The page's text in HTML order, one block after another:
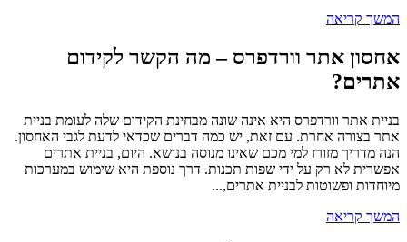
המשך קריאה
אחסון אתר וורדפרס – מה הקשר לקידום
אתרים?
בניית אתר וורדפרס היא אינה שונה מבחינת הקידום שלה לעומת בניית
אתר בצורה אחרת. עם זאת, יש כמה דברים שכדאי לדעת לגבי האחסון.
הנה מדריך מזורז למי מכם שאינו מנוסה בנושא. היום, בניית אתרים
אפשרית לא רק על ידי שפות תכנות. דרך נוספת היא שימוש במערכות
מיוחדות ופשוטות לבניית אתרים,...
המשך קריאה